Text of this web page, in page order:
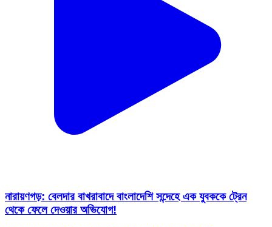
নারায়ণগড়: বেলদার বাখরাবাদে বাংলাদেশি সন্দেহে এক যুবককে ট্রেন
থেকে ফেলে দেওয়ার অভিযোগ!